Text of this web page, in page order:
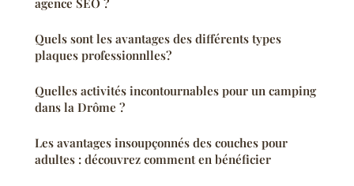
agence SEO ?
Quels sont les avantages des différents types
plaques professionnlles?
Quelles activités incontournables pour un camping
dans la Drôme ?
Les avantages insoupçonnés des couches pour
adultes : découvrez comment en bénéficier